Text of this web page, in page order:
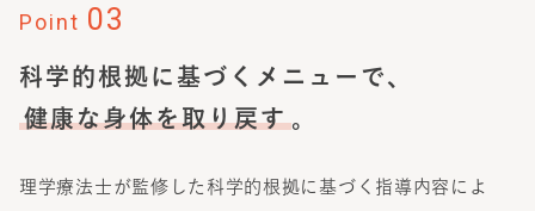
科学的根拠に基づくメニューで、
健康な身体を取り戻す 。
Point 03
理学療法士が監修した科学的根拠に基づく指導内容によ